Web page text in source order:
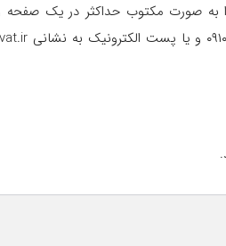
به صورت مکتوب حداکثر در یک صفحه